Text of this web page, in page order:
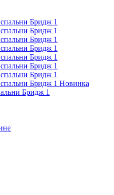
Новинка
Бридж 1